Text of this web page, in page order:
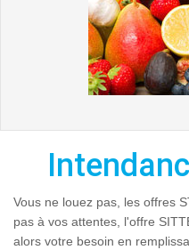
Vous ne louez pas, les offres
pas à vos attentes, l'offre
alors votre besoin en